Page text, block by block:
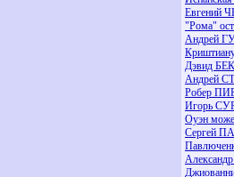
Евгений
"Рома"
Андрей
Дэвид
Андрей
Робер
Игорь
Оуэн
Сергей